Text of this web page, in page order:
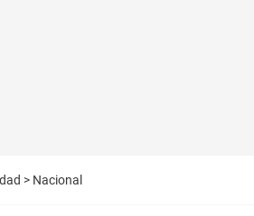
> Nacional